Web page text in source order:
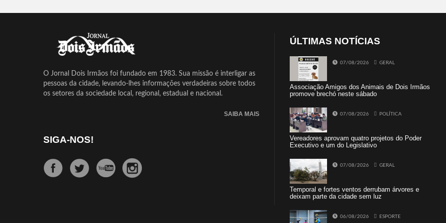
O Jornal Dois Irmãos foi fundado em 1983. Sua missão é interligar as
pessoas da cidade, levando-lhes informações verdadeiras sobre todos
os setores da sociedade local, regional, estadual e nacional.
SAIBA MAIS
SIGA-NOS!
ÚLTIMAS NOTÍCIAS
07/08/2026 GERAL
Associação Amigos dos Animais de Dois Irmãos
promove brechó neste sábado
07/08/2026 POLÍTICA
Vereadores aprovam quatro projetos do Poder
Executivo e um do Legislativo
07/08/2026 GERAL
Temporal e fortes ventos derrubam árvores e
deixam parte da cidade sem luz
06/08/2026 ESPORTE